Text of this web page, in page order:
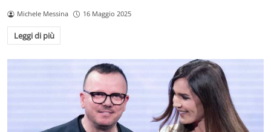
Michele Messina 16 Maggio 2025
Leggi di più